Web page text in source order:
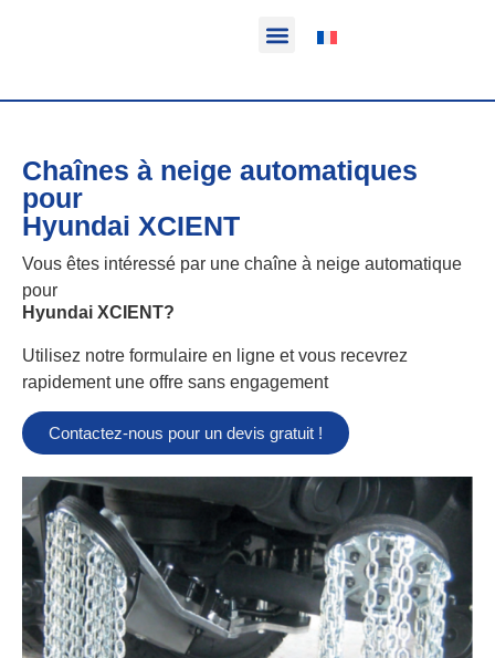
Chaînes à neige automatiques
pour
Hyundai XCIENT
Vous êtes intéressé par une chaîne à neige automatique
pour
Hyundai XCIENT?
Utilisez notre formulaire en ligne et vous recevrez
rapidement une offre sans engagement
Contactez-nous pour un devis gratuit !